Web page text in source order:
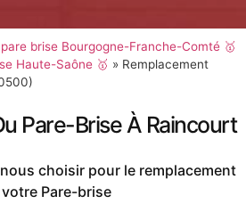
brise Bourgogne-Franche-Comté 🥇
Haute-Saône 🥇 » Remplacement
Pare-Brise À Raincourt
choisir pour le remplacement
Pare-brise